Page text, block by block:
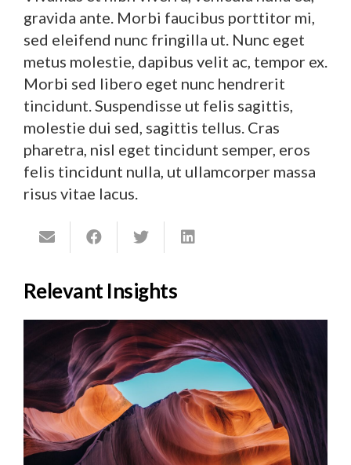
gravida ante. Morbi faucibus porttitor mi,
sed eleifend nunc fringilla ut. Nunc eget
metus molestie, dapibus velit ac, tempor ex.
Morbi sed libero eget nunc hendrerit
tincidunt. Suspendisse ut felis sagittis,
molestie dui sed, sagittis tellus. Cras
pharetra, nisl eget tincidunt semper, eros
felis tincidunt nulla, ut ullamcorper massa
risus vitae lacus.
Relevant Insights